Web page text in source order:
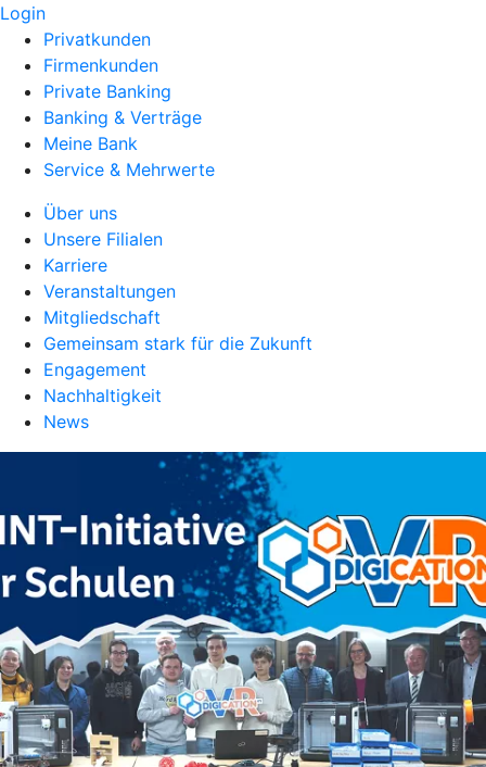
Login
Privatkunden
Firmenkunden
Private Banking
Banking & Verträge
Meine Bank
Service & Mehrwerte
Über uns
Unsere Filialen
Karriere
Veranstaltungen
Mitgliedschaft
Gemeinsam stark für die Zukunft
Engagement
Nachhaltigkeit
News